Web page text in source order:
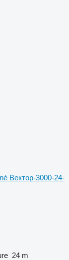
Вектор-3000-24-
24 m